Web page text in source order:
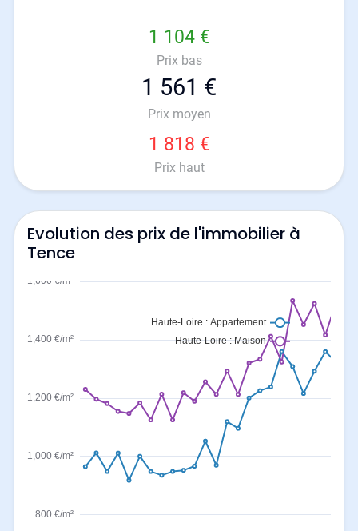
1 104 €
Prix bas
1 561 €
Prix moyen
1 818 €
Prix haut
Evolution des prix de l'immobilier à
Tence